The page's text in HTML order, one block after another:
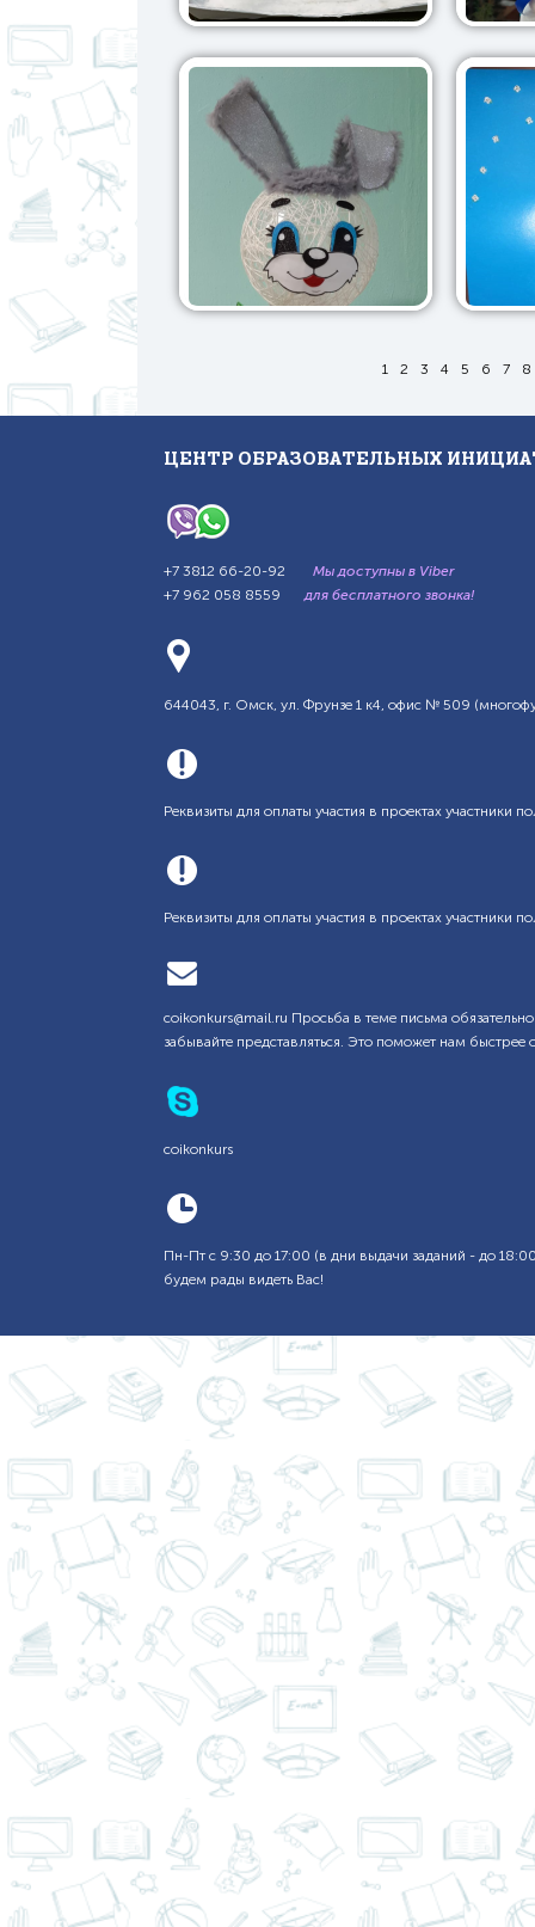
1 2 3 4 5 6 7 8
ЦЕНТР ОБРАЗОВАТЕЛЬНЫХ
+7 3812 66-20-92
Мы доступны в Viber
+7 962 058 8559
для бесплатного звонка!
644043, г. Омск, ул. Фрунзе 1 к4, офис № 509
Реквизиты для оплаты участия в проектах участники
Реквизиты для оплаты участия в проектах участники
coikonkurs@mail.ru Просьба в теме письма
забывайте представляться. Это поможет нам быстрее
coikonkurs
Пн-Пт с 9:30 до 17:00 (в дни выдачи заданий - до
будем рады видеть Вас!